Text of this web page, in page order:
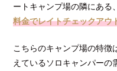
ートキャンプ場の隣にある
料金でレイトチェックアウ
こちらのキャンプ場の特徴
えているソロキャンパーの